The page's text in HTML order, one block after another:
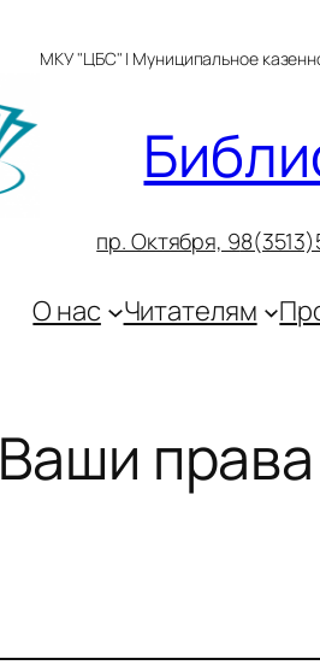
МКУ "ЦБС" | Муниципальное
пр. Октября, 9
О нас Читателям
Ваши права